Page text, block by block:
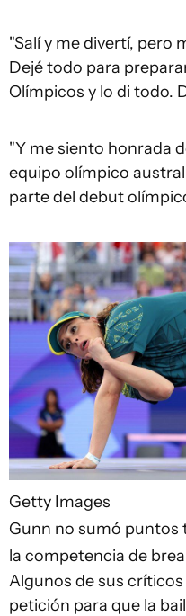
"Salí y me divertí, pero
Dejé todo para
Olímpicos y lo di todo.
"Y me siento honrada
equipo olímpico
parte del debut
Getty Images
Gunn no sumó puntos
la competencia de
Algunos de sus
petición para que la